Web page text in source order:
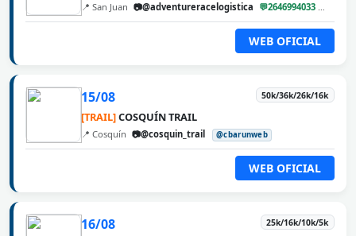
📍 San Juan 📷@adventureracelogistica 💬2646994033
WEB OFICIAL
15/08 50k/36k/26k/16k
[TRAIL]COSQUÍN TRAIL
📍 Cosquín 📷@cosquin_trail @cbarunweb
WEB OFICIAL
16/08 25k/16k/10k/5k